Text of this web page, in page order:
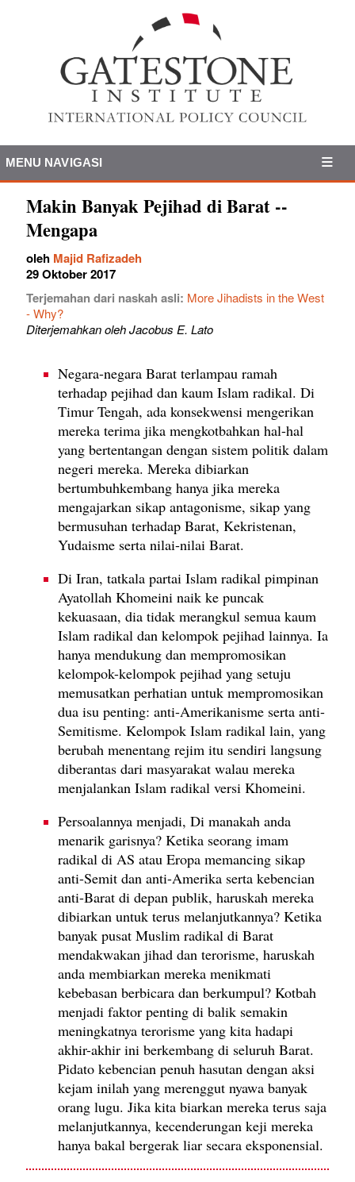
MENU NAVIGASI
Makin Banyak Pejihad di Barat --
Mengapa
oleh Majid Rafizadeh
29 Oktober 2017
Terjemahan dari naskah asli: More Jihadists in the West
- Why?
Diterjemahkan oleh Jacobus E. Lato
Negara-negara Barat terlampau ramah
terhadap pejihad dan kaum Islam radikal. Di
Timur Tengah, ada konsekwensi mengerikan
mereka terima jika mengkotbahkan hal-hal
yang bertentangan dengan sistem politik dalam
negeri mereka. Mereka dibiarkan
bertumbuhkembang hanya jika mereka
mengajarkan sikap antagonisme, sikap yang
bermusuhan terhadap Barat, Kekristenan,
Yudaisme serta nilai-nilai Barat.
Di Iran, tatkala partai Islam radikal pimpinan
Ayatollah Khomeini naik ke puncak
kekuasaan, dia tidak merangkul semua kaum
Islam radikal dan kelompok pejihad lainnya. Ia
hanya mendukung dan mempromosikan
kelompok-kelompok pejihad yang setuju
memusatkan perhatian untuk mempromosikan
dua isu penting: anti-Amerikanisme serta anti-
Semitisme. Kelompok Islam radikal lain, yang
berubah menentang rejim itu sendiri langsung
diberantas dari masyarakat walau mereka
menjalankan Islam radikal versi Khomeini.
Persoalannya menjadi, Di manakah anda
menarik garisnya? Ketika seorang imam
radikal di AS atau Eropa memancing sikap
anti-Semit dan anti-Amerika serta kebencian
anti-Barat di depan publik, haruskah mereka
dibiarkan untuk terus melanjutkannya? Ketika
banyak pusat Muslim radikal di Barat
mendakwakan jihad dan terorisme, haruskah
anda membiarkan mereka menikmati
kebebasan berbicara dan berkumpul? Kotbah
menjadi faktor penting di balik semakin
meningkatnya terorisme yang kita hadapi
akhir-akhir ini berkembang di seluruh Barat.
Pidato kebencian penuh hasutan dengan aksi
kejam inilah yang merenggut nyawa banyak
orang lugu. Jika kita biarkan mereka terus saja
melanjutkannya, kecenderungan keji mereka
hanya bakal bergerak liar secara eksponensial.